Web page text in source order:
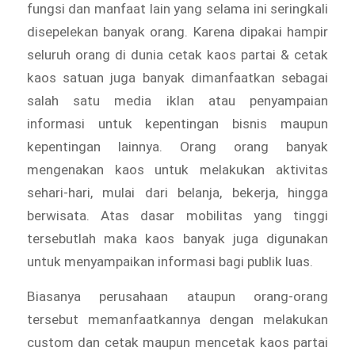
fungsi dan manfaat lain yang selama ini seringkali
disepelekan banyak orang. Karena dipakai hampir
seluruh orang di dunia cetak kaos partai & cetak
kaos satuan juga banyak dimanfaatkan sebagai
salah satu media iklan atau penyampaian
informasi untuk kepentingan bisnis maupun
kepentingan lainnya. Orang orang banyak
mengenakan kaos untuk melakukan aktivitas
sehari-hari, mulai dari belanja, bekerja, hingga
berwisata. Atas dasar mobilitas yang tinggi
tersebutlah maka kaos banyak juga digunakan
untuk menyampaikan informasi bagi publik luas.
Biasanya perusahaan ataupun orang-orang
tersebut memanfaatkannya dengan melakukan
custom dan cetak maupun mencetak kaos partai